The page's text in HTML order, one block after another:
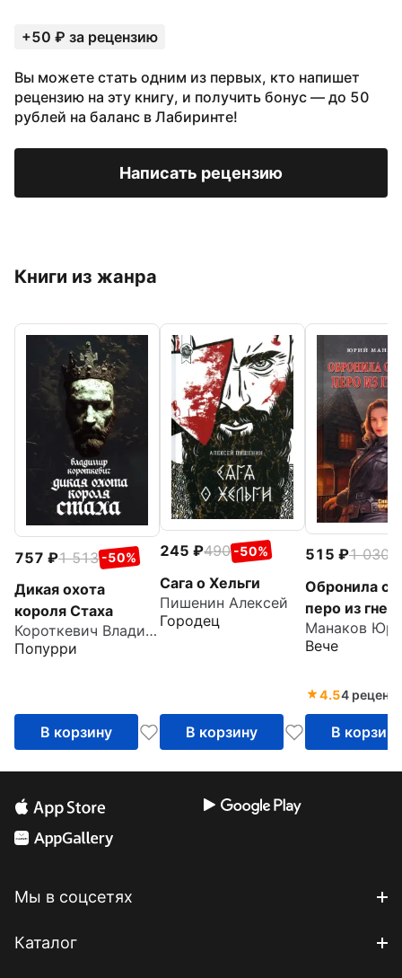
+50 ₽ за рецензию
Вы можете стать одним из первых, кто напишет
рецензию на эту книгу, и получить бонус — до 50
рублей на баланс в Лабиринте!
Написать рецензию
Книги из жанра
757 1 513 -50%
Дикая охота
короля Стаха
Короткевич Владимир Семенович
Попурри
В корзину
245 490 -50%
Сага о Хельги
Пишенин Алексей
Городец
В корзину
515 1 030
Обронила
перо из
Вече
4.54
В корзину
Мы в соцсетях
Каталог